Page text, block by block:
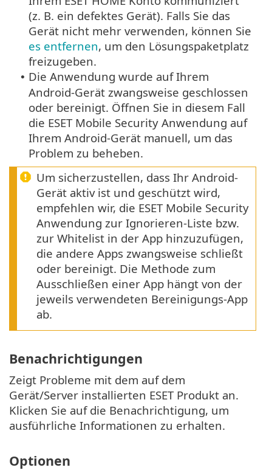
(z. B. ein defektes Gerät). Falls Sie das
Gerät nicht mehr verwenden, können Sie
es entfernen, um den Lösungspaketplatz
freizugeben.
• Die Anwendung wurde auf Ihrem
Android-Gerät zwangsweise geschlossen
oder bereinigt. Öffnen Sie in diesem Fall
die ESET Mobile Security Anwendung auf
Ihrem Android-Gerät manuell, um das
Problem zu beheben.
Um sicherzustellen, dass Ihr Android-
Gerät aktiv ist und geschützt wird,
empfehlen wir, die ESET Mobile Security
Anwendung zur Ignorieren-Liste bzw.
zur Whitelist in der App hinzuzufügen,
die andere Apps zwangsweise schließt
oder bereinigt. Die Methode zum
Ausschließen einer App hängt von der
jeweils verwendeten Bereinigungs-App
ab.
Benachrichtigungen
Zeigt Probleme mit dem auf dem
Gerät/Server installierten ESET Produkt an.
Klicken Sie auf die Benachrichtigung, um
ausführliche Informationen zu erhalten.
Optionen